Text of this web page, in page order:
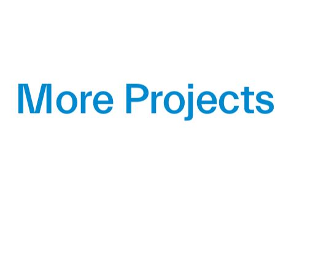
More Projects
Alpolic Showroom